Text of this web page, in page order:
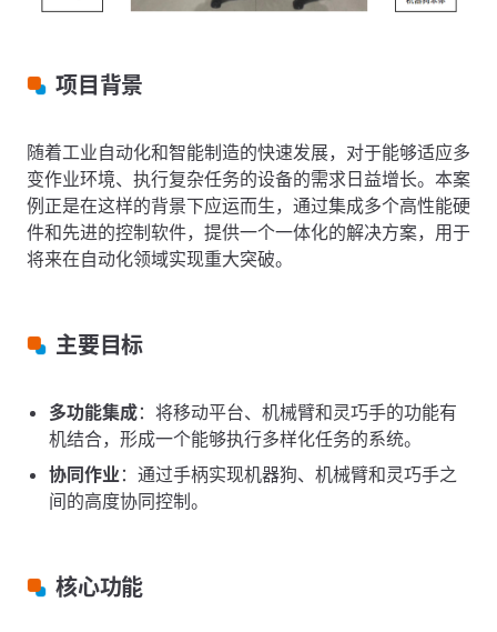
项目背景
随着工业自动化和智能制造的快速发展，对于能够适应多
变作业环境、执行复杂任务的设备的需求日益增长。本案
例正是在这样的背景下应运而生，通过集成多个高性能硬
件和先进的控制软件，提供一个一体化的解决方案，用于
将来在自动化领域实现重大突破。
主要目标
多功能集成：将移动平台、机械臂和灵巧手的功能有
机结合，形成一个能够执行多样化任务的系统。
协同作业：通过手柄实现机器狗、机械臂和灵巧手之
间的高度协同控制。
核心功能